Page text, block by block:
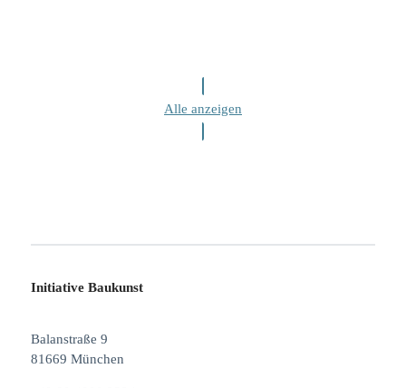
Alle anzeigen
Initiative Baukunst
Balanstraße 9
81669 München